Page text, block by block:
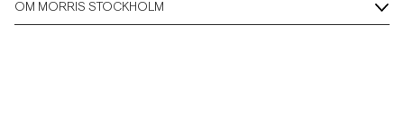
OM MORRIS STOCKHOLM